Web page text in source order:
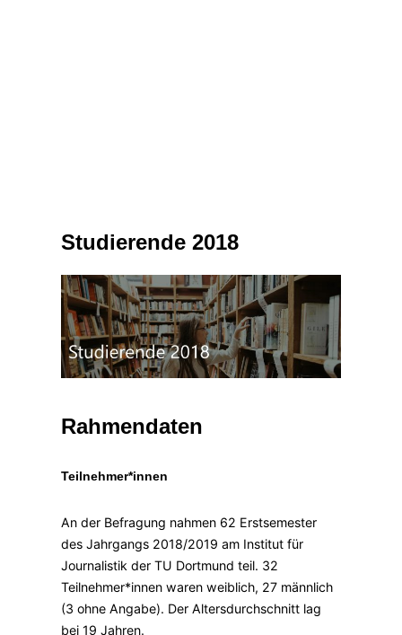
Studierende 2018
Rahmendaten
Teilnehmer*innen
An der Befragung nahmen 62 Erstsemester
des Jahrgangs 2018/2019 am Institut für
Journalistik der TU Dortmund teil. 32
Teilnehmer*innen waren weiblich, 27 männlich
(3 ohne Angabe). Der Altersdurchschnitt lag
bei 19 Jahren.